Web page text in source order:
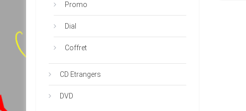
Promo
Dial
Coffret
CD Etrangers
DVD